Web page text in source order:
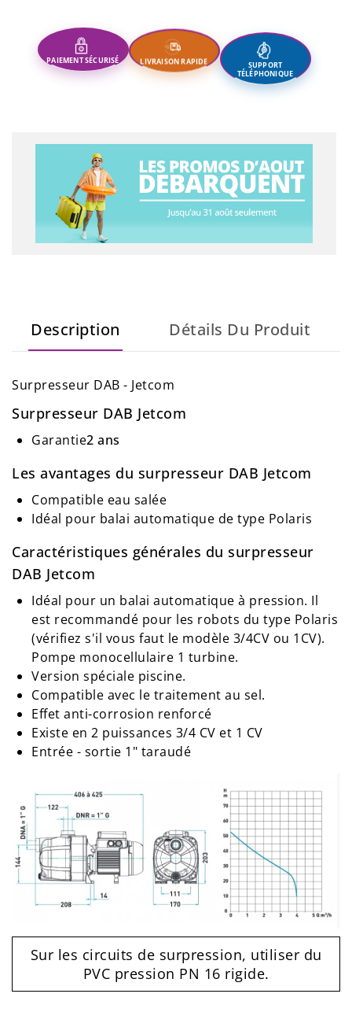
PAIEMENT SÉCURISÉ LIVRAISON RAPIDE
SUPPORT
TÉLÉPHONIQUE
Description Détails Du Produit
Surpresseur DAB - Jetcom
Surpresseur DAB Jetcom
Garantie2 ans
Les avantages du surpresseur DAB Jetcom
Compatible eau salée
Idéal pour balai automatique de type Polaris
Caractéristiques générales du surpresseur
DAB Jetcom
Idéal pour un balai automatique à pression. Il
est recommandé pour les robots du type Polaris
(vérifiez s'il vous faut le modèle 3/4CV ou 1CV).
Pompe monocellulaire 1 turbine.
Version spéciale piscine.
Compatible avec le traitement au sel.
Effet anti-corrosion renforcé
Existe en 2 puissances 3/4 CV et 1 CV
Entrée - sortie 1" taraudé
Sur les circuits de surpression, utiliser du
PVC pression PN 16 rigide.